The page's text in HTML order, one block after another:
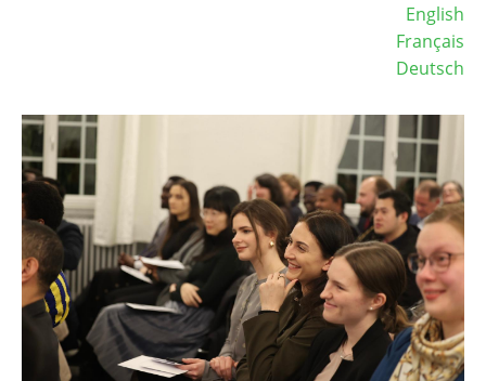
English
Français
Deutsch
Image